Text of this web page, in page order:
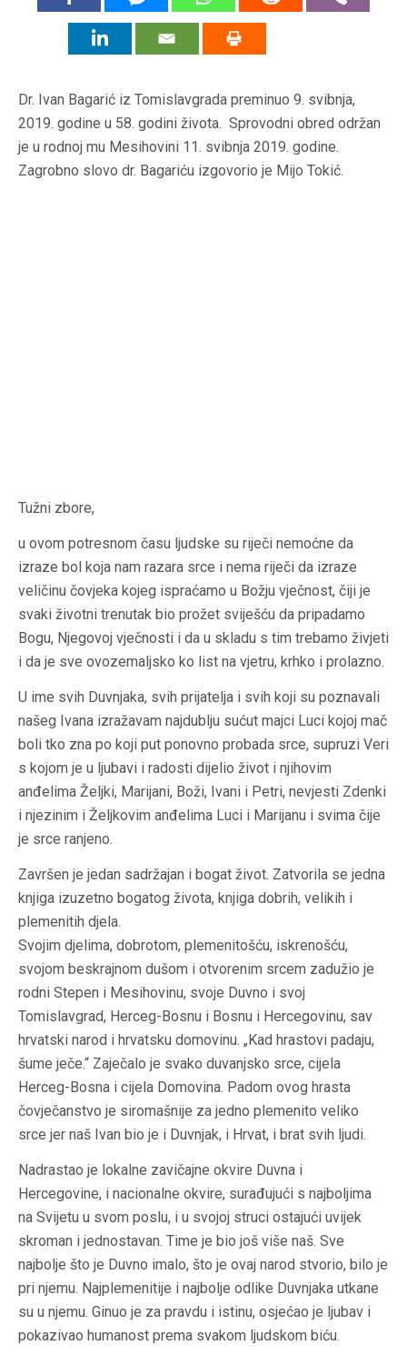
Dr. Ivan Bagarić iz Tomislavgrada preminuo 9. svibnja,
2019. godine u 58. godini života. Sprovodni obred održan
je u rodnoj mu Mesihovini 11. svibnja 2019. godine.
Zagrobno slovo dr. Bagariću izgovorio je Mijo Tokić.
Tužni zbore,
u ovom potresnom času ljudske su riječi nemoćne da
izraze bol koja nam razara srce i nema riječi da izraze
veličinu čovjeka kojeg ispraćamo u Božju vječnost, čiji je
svaki životni trenutak bio prožet sviješću da pripadamo
Bogu, Njegovoj vječnosti i da u skladu s tim trebamo živjeti
i da je sve ovozemaljsko ko list na vjetru, krhko i prolazno.
U ime svih Duvnjaka, svih prijatelja i svih koji su poznavali
našeg Ivana izražavam najdublju sućut majci Luci kojoj mač
boli tko zna po koji put ponovno probada srce, supruzi Veri
s kojom je u ljubavi i radosti dijelio život i njihovim
anđelima Željki, Marijani, Boži, Ivani i Petri, nevjesti Zdenki
i njezinim i Željkovim anđelima Luci i Marijanu i svima čije
je srce ranjeno.
Završen je jedan sadržajan i bogat život. Zatvorila se jedna
knjiga izuzetno bogatog života, knjiga dobrih, velikih i
plemenitih djela.
Svojim djelima, dobrotom, plemenitošću, iskrenošću,
svojom beskrajnom dušom i otvorenim srcem zadužio je
rodni Stepen i Mesihovinu, svoje Duvno i svoj
Tomislavgrad, Herceg-Bosnu i Bosnu i Hercegovinu, sav
hrvatski narod i hrvatsku domovinu. „Kad hrastovi padaju,
šume ječe.“ Zaječalo je svako duvanjsko srce, cijela
Herceg-Bosna i cijela Domovina. Padom ovog hrasta
čovječanstvo je siromašnije za jedno plemenito veliko
srce jer naš Ivan bio je i Duvnjak, i Hrvat, i brat svih ljudi.
Nadrastao je lokalne zavičajne okvire Duvna i
Hercegovine, i nacionalne okvire, surađujući s najboljima
na Svijetu u svom poslu, i u svojoj struci ostajući uvijek
skroman i jednostavan. Time je bio još više naš. Sve
najbolje što je Duvno imalo, što je ovaj narod stvorio, bilo je
pri njemu. Najplemenitije i najbolje odlike Duvnjaka utkane
su u njemu. Ginuo je za pravdu i istinu, osjećao je ljubav i
pokazivao humanost prema svakom ljudskom biću.